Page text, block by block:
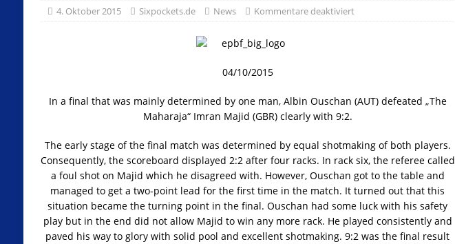
4. Oktober 2015 Sixpockets.de News Kommentare deaktiviert
04/10/2015
In a final that was mainly determined by one man, Albin Ouschan (AUT) defeated „The
Maharaja“ Imran Majid (GBR) clearly with 9:2.
The early stage of the final match was determined by equal shotmaking of both players.
Consequently, the scoreboard displayed 2:2 after four racks. In rack six, the referee called
a foul shot on Majid which he disagreed with. However, Ouschan got to the table and
managed to get a two-point lead for the first time in the match. It turned out that this
situation became the turning point in the final. Ouschan had some luck with his safety
play but in the end did not allow Majid to win any more rack. He played consistently and
paved his way to glory with solid pool and excellent shotmaking. 9:2 was the final result